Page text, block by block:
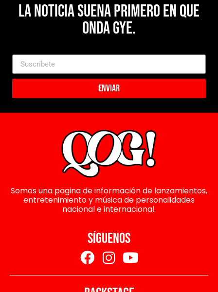
La noticia suena primero en Que
Onda Gye.
Enviar
Somos una pagina de información de lanzamientos,
entretenimiento y música de personalidades
nacional e internacional.
SÍGUENOS